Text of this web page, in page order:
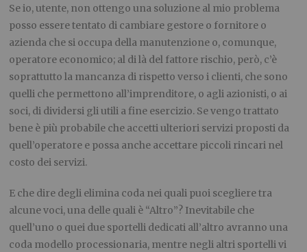
Se io, utente, non ottengo una soluzione al mio problema
posso essere tentato di cambiare gestore o fornitore o
azienda che si occupa della manutenzione o, comunque,
operatore economico; al di là del fattore rischio, però, c’è
soprattutto la mancanza di rispetto verso i clienti, che sono
quelli che permettono all’imprenditore, o agli azionisti, o ai
soci, di dividersi gli utili a fine esercizio. Se vengo trattato
bene è più probabile che accetti ulteriori servizi proposti da
quell’operatore e possa anche accettare piccoli rincari nel
costo dei servizi.
E che dire degli elimina coda nei quali puoi scegliere tra
alcune voci, una delle quali è “Altro”? Inevitabile che
quell’uno o quei due sportelli dedicati all’altro avranno una
coda modello processionaria, mentre negli altri sportelli vi